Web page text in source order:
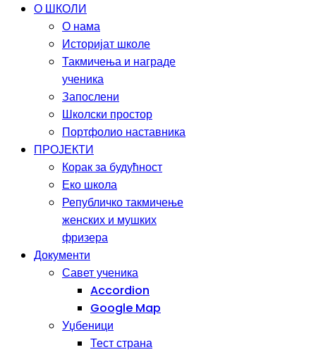
О ШКОЛИ
О нама
Историјат школе
Такмичења и награде
ученика
Запослени
Школски простор
Портфолио наставника
ПРОЈЕКТИ
Корак за будућност
Еко школа
Републичко такмичење
женских и мушких
фризера
Документи
Савет ученика
Accordion
Google Map
Уџбеници
Тест страна